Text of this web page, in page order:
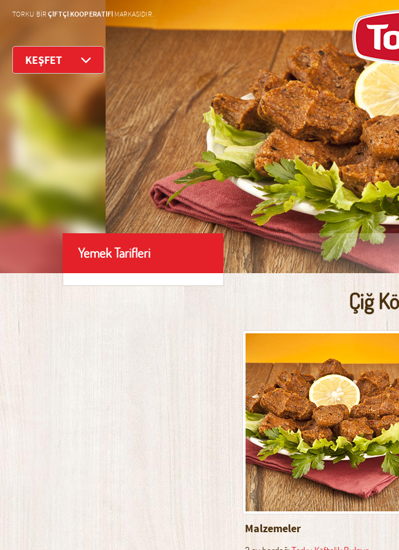
TORKU BİRÇİFTÇİ KOOPERATİFİ MARKASIDIR.
KEŞFET
Yemek Tarifleri
Çiğ
Malzemeler